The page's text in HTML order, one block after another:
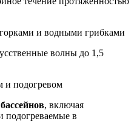
и водными грибками
волны до 1,5
и подогревом
, включая
подогреваемые в